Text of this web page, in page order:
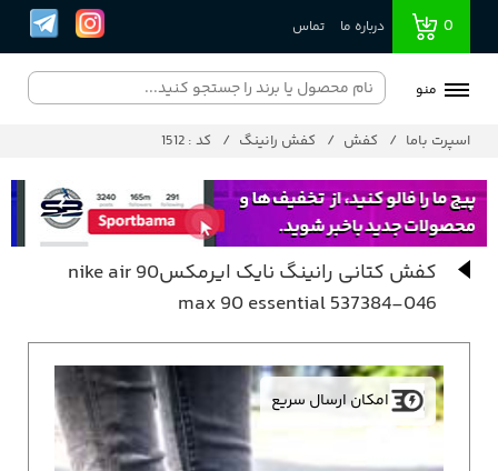
0 درباره ما تماس
منو
اسپرت باما کفش کفش رانینگ کد : 1512
کفش کتانی رانینگ نایک ایرمکس90 nike air
max 90 essential 537384-046
امکان ارسال سریع